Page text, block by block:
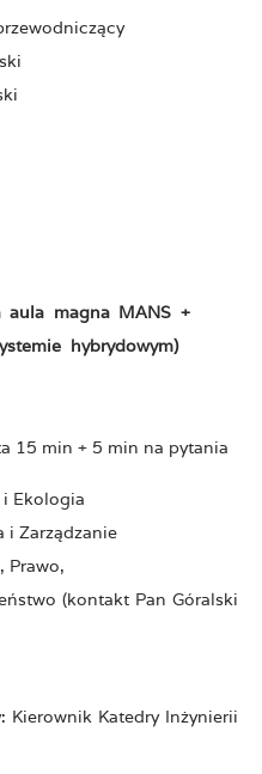
aula magna MANS +
hybrydowym)
15 min + 5 min na pytania
i Ekologia
i Zarządzanie
Prawo,
(kontakt Pan Góralski
Kierownik Katedry Inżynierii